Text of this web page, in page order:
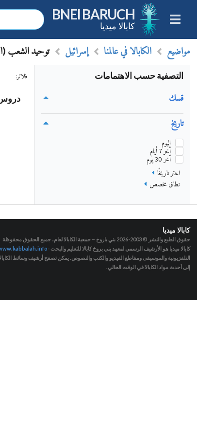
BNEI BARUCH
كابالا ميديا
مواضيع الكابالا في عالمنا إسرائيل توحيد الشعب
التصفية حسب الاهتمامات
قسك
تاريخ
اليوم
أخر 7 أيام
أخر 30 يوم
اختر تاريخًا
نطاق مخصص
فلاتر :
دروس
كابالا ميديا
حقوق الطبع والنشر © 2003-2026
بني باروخ – جمعية الكابالا لعام، جميع الحقوق محفوظة
كابالا ميديا هو الأرشيف الرسمي لمعهد بني بروخ كابالا للتعليم والبحث -
التلفزيونية والموسيقى ومقاطع الفيديو والكتب والنصوص. يمكن تصفح أرشيف وسائط
إلى أحدث مواد الكابالا في الوقت الحالي.